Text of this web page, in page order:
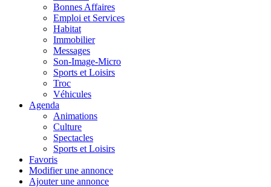
Bonnes Affaires
Emploi et Services
Habitat
Immobilier
Messages
Son-Image-Micro
Sports et Loisirs
Troc
Véhicules
Agenda
Animations
Culture
Spectacles
Sports et Loisirs
Favoris
Modifier une annonce
Ajouter une annonce